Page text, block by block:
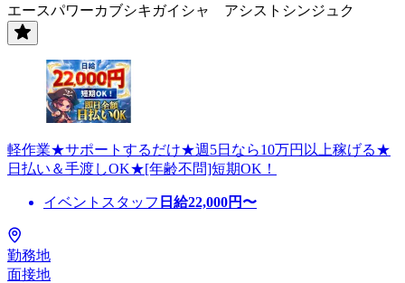
エースパワーカブシキガイシャ アシストシンジュク
軽作業★サポートするだけ★週5日なら10万円以上稼げる★
日払い＆手渡しOK★[年齢不問]短期OK！
イベントスタッフ 日給22,000円〜
勤務地
面接地